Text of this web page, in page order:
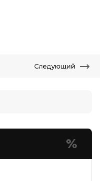
Следующий